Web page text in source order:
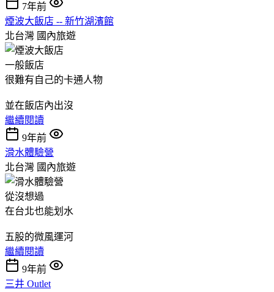
7年前
煙波大飯店 -- 新竹湖濱館
北台灣 國內旅遊
一般飯店
很難有自己的卡通人物
並在飯店內出沒
繼續閱讀
9年前
滑水體驗營
北台灣 國內旅遊
從沒想過
在台北也能划水
五股的微風運河
繼續閱讀
9年前
三井 Outlet